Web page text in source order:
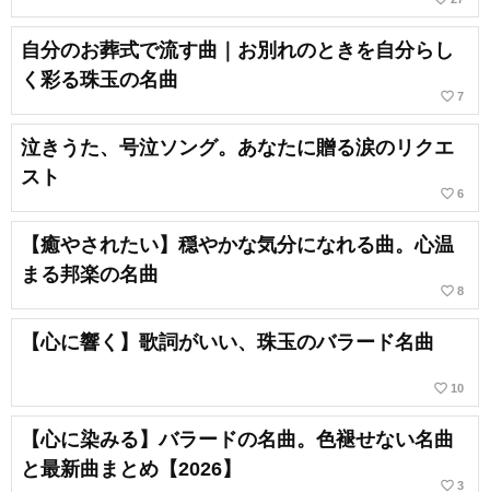
自分のお葬式で流す曲｜お別れのときを自分らし
く彩る珠玉の名曲
favorite_border 7
泣きうた、号泣ソング。あなたに贈る涙のリクエ
スト
favorite_border 6
【癒やされたい】穏やかな気分になれる曲。心温
まる邦楽の名曲
favorite_border 8
【心に響く】歌詞がいい、珠玉のバラード名曲
favorite_border 10
【心に染みる】バラードの名曲。色褪せない名曲
と最新曲まとめ【2026】
favorite_border 3